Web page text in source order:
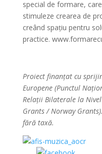
special de formare,
stimuleze crearea de
creând spațiu pentru
practice.
Proiect finanțat cu
Europene (Punctul
Relații Bilaterale la
Grants / Norway Grants).
fără taxă.